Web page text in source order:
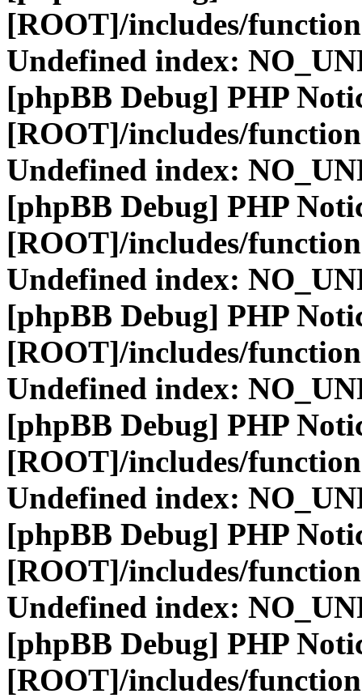
[ROOT]/includes/
Undefined index:
[phpBB Debug] PHP
[ROOT]/includes/
Undefined index:
[phpBB Debug] PHP
[ROOT]/includes/
Undefined index:
[phpBB Debug] PHP
[ROOT]/includes/
Undefined index:
[phpBB Debug] PHP
[ROOT]/includes/
Undefined index:
[phpBB Debug] PHP
[ROOT]/includes/
Undefined index:
[phpBB Debug] PHP
[ROOT]/includes/